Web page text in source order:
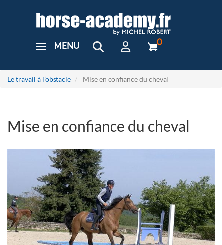
User
Custom
MENU 0
Le travail à l’obstacle Mise en confiance du cheval
Mise en confiance du cheval